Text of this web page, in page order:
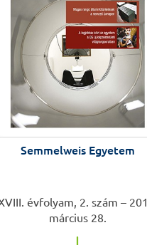
Semmelweis Egyetem
évfolyam, 2. szám –
március 28.